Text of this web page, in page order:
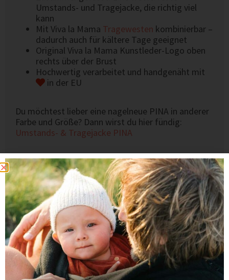
Umstands- und Tragejacke, die richtig viel
kann
Mit Viva la Mama Tragewesten kombinierbar –
dadurch auch für kältere Tage geeignet
Original Viva la Mama Kunstleder-Logo oben
rechts über der Brust
Hochwertig verarbeitet und handgenäht mit
in der EU
Du möchtest lieber eine nagelneue PINA in anderer
Farbe und Größe? Dann wirst du hier fündig:
Umstands- & Tragejacke PINA
Das könnte dir auch gefallen